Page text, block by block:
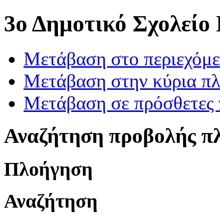
3ο Δημοτικό
Μετάβαση στο
Μετάβαση στην κύρια
Μετάβαση σε πρόσθετες
Αναζήτηση προβολής
Πλοήγηση
Αναζήτηση